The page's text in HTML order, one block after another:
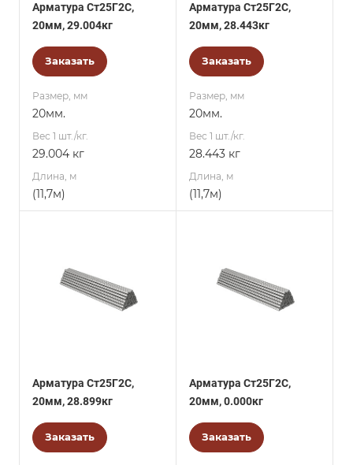
Арматура Ст25Г2С,
20мм, 29.004кг
Заказать
Размер, мм
20мм.
Вес 1 шт./кг.
29.004 кг
Длина, м
(11,7м)
Арматура Ст25Г2С,
20мм, 28.443кг
Заказать
Размер, мм
20мм.
Вес 1 шт./кг.
28.443 кг
Длина, м
(11,7м)
Арматура Ст25Г2С,
20мм, 28.899кг
Заказать
Арматура Ст25Г2С,
20мм, 0.000кг
Заказать